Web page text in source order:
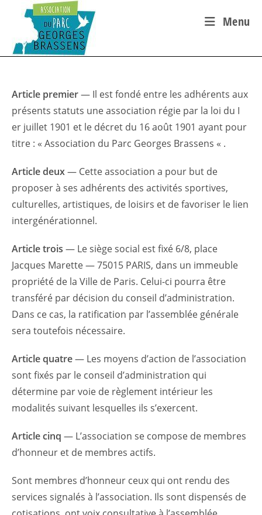
Menu
Article premier— Il est fondé entre les adhérents aux
présents statuts une association régie par la loi du I
er juillet 1901 et le décret du 16 août 1901 ayant pour
titre : « Association du Parc Georges Brassens « .
Article deux— Cette association a pour but de
proposer à ses adhérents des activités sportives,
culturelles, artistiques, de loisirs et de favoriser le lien
intergénérationnel.
Article trois — Le siège social est fixé 6/8, place
Jacques Marette — 75015 PARIS, dans un immeuble
propriété de la Ville de Paris. Celui-ci pourra être
transféré par décision du conseil d’administration.
Dans ce cas, la ratification par l’assemblée générale
sera toutefois nécessaire.
Article quatre— Les moyens d’action de l’association
sont fixés par le conseil d’administration qui
détermine par voie de règlement intérieur les
modalités suivant lesquelles ils s’exercent.
Article cinq — L’association se compose de membres
d’honneur et de membres actifs.
Sont membres d’honneur ceux qui ont rendu des
services signalés à l’association. Ils sont dispensés de